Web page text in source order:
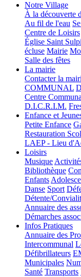
Notre Village
À la découverte
Au fil de l'eau
Centre de Loisirs
Église Saint
écluse Mairie
Salle des fêtes
La mairie
Contacter la
COMMUNAL
Centre
D.I.C.R.I.M.
Enfance et
Petite Enfance
Restauration
LAEP - Lieu
Loisirs
Musique
Bibliothèque
Enfants
Danse Sport
Détente/
Annuaire des
Démarches
Infos Pratiques
Annuaire des
Intercommunal
Défibrillateurs
Municipales
Santé Transports